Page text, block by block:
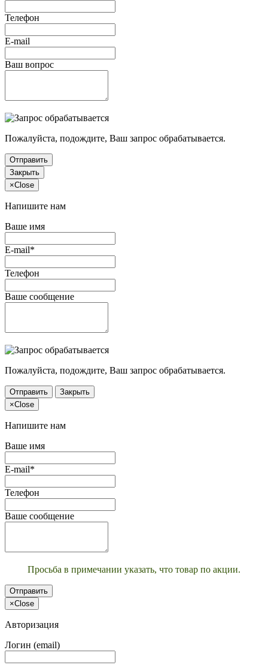
Телефон
E-mail
Ваш вопрос
Пожалуйста, подождите, Ваш запрос обрабатывается.
Отправить
Закрыть
×Close
Напишите нам
Ваше имя
E-mail*
Телефон
Ваше сообщение
Пожалуйста, подождите, Ваш запрос обрабатывается.
Отправить
Закрыть
×Close
Напишите нам
Ваше имя
E-mail*
Телефон
Ваше сообщение
Просьба в примечании указать, что товар по акции.
Отправить
×Close
Авторизация
Логин (email)